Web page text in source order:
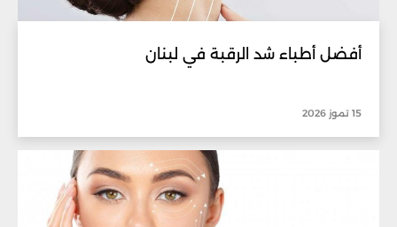
أفضل أطباء شد الرقبة في لبنان
15 تموز 2026